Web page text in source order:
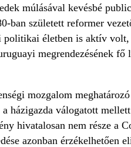
múlásával kevésbé
ban született reformer
életben is aktív
megrendezésének
mozgalom
házigazda válogatott
hivatalosan nem része a
azonban érzékelhetően